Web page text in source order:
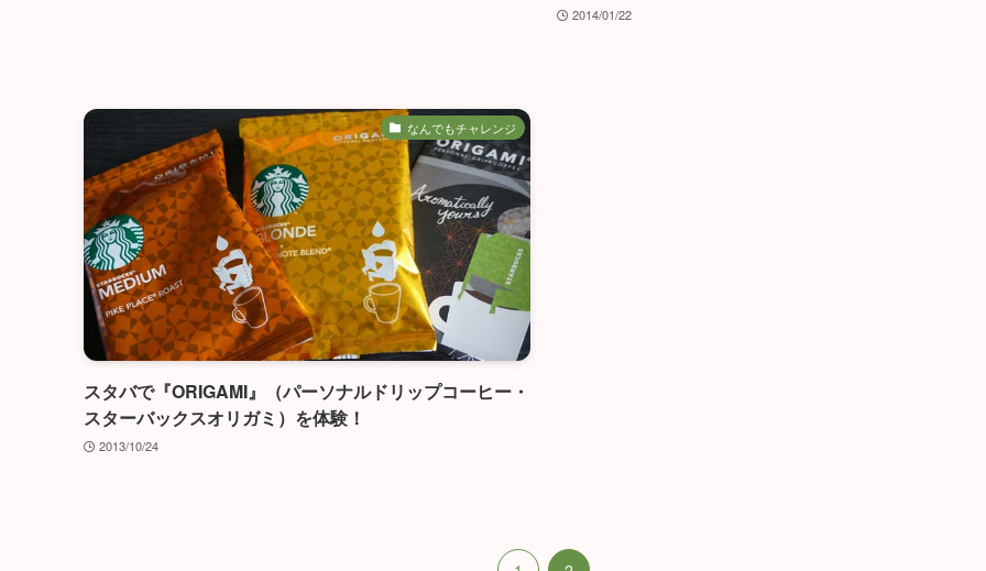
2014/01/22
なんでもチャレンジ
スタバで『ORIGAMI』（パーソナルドリップコーヒー・
スターバックスオリガミ）を体験！
2013/10/24